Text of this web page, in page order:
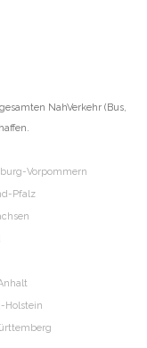
NahVerkehr (Bus,
Vorpommern
Pfalz
Holstein